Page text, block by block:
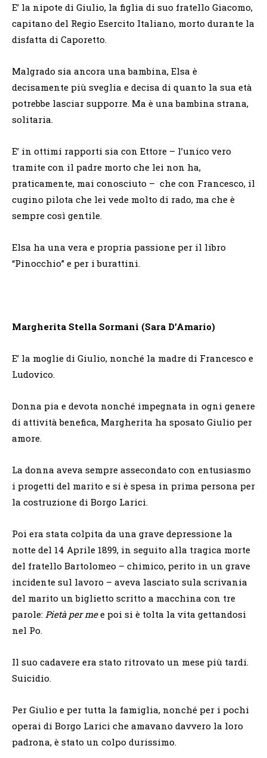
E’ la nipote di Giulio, la figlia di suo fratello Giacomo,
capitano del Regio Esercito Italiano, morto durante la
disfatta di Caporetto.
Malgrado sia ancora una bambina, Elsa è
decisamente più sveglia e decisa di quanto la sua età
potrebbe lasciar supporre. Ma è una bambina strana,
solitaria.
E’ in ottimi rapporti sia con Ettore – l’unico vero
tramite con il padre morto che lei non ha,
praticamente, mai conosciuto – che con Francesco, il
cugino pilota che lei vede molto di rado, ma che è
sempre così gentile.
Elsa ha una vera e propria passione per il libro
“Pinocchio” e per i burattini.
Margherita Stella Sormani (Sara D’Amario)
E’ la moglie di Giulio, nonché la madre di Francesco e
Ludovico.
Donna pia e devota nonché impegnata in ogni genere
di attività benefica, Margherita ha sposato Giulio per
amore.
La donna aveva sempre assecondato con entusiasmo
i progetti del marito e si è spesa in prima persona per
la costruzione di Borgo Larici.
Poi era stata colpita da una grave depressione la
notte del 14 Aprile 1899, in seguito alla tragica morte
del fratello Bartolomeo – chimico, perito in un grave
incidente sul lavoro – aveva lasciato sula scrivania
del marito un biglietto scritto a macchina con tre
parole: Pietà per mee poi si è tolta la vita gettandosi
nel Po.
Il suo cadavere era stato ritrovato un mese più tardi.
Suicidio.
Per Giulio e per tutta la famiglia, nonché per i pochi
operai di Borgo Larici che amavano davvero la loro
padrona, è stato un colpo durissimo.